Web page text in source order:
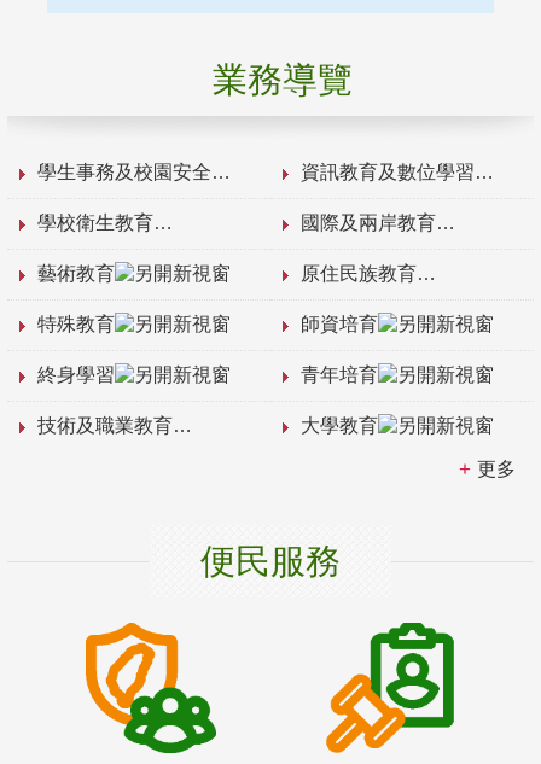
業務導覽
學生事務及校園安全 資訊教育及數位學習
學校衛生教育 國際及兩岸教育
藝術教育 原住民族教育
特殊教育 師資培育
終身學習 青年培育
技術及職業教育 大學教育
更多
便民服務